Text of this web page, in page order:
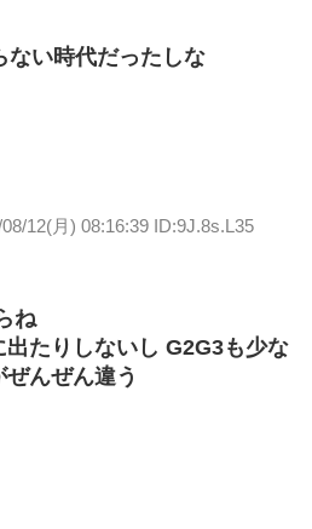
ない時代だったしな
08/12(月) 08:16:39 ID:9J.8s.L35
ね
たりしないし G2G3も少な
んぜん違う